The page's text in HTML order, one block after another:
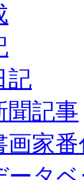
記
聞記事
画家